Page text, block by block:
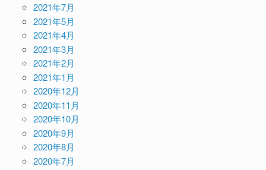
2021年7月
2021年5月
2021年4月
2021年3月
2021年2月
2021年1月
2020年12月
2020年11月
2020年10月
2020年9月
2020年8月
2020年7月